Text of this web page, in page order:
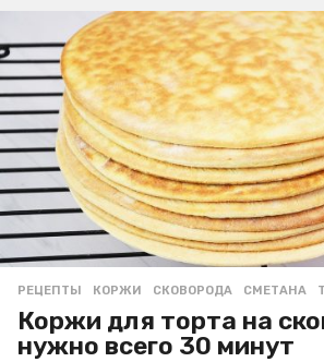
РЕЦЕПТЫ КОРЖИ ,СКОВОРОДА ,СМЕТАНА ,
Коржи для торта на
нужно всего 30 минут